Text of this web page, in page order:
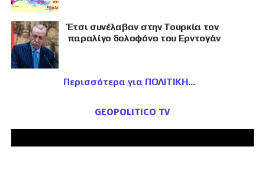
Έτσι συνέλαβαν στην Τουρκία τον
παραλίγο δολοφόνο του Ερντογάν
Περισσότερα για ΠΟΛΙΤΙΚΗ
GEOPOLITICO TV